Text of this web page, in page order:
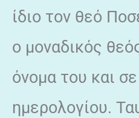
ίδιο τον θεό
ο μοναδικός
όνομα του και
ημερολογίου.